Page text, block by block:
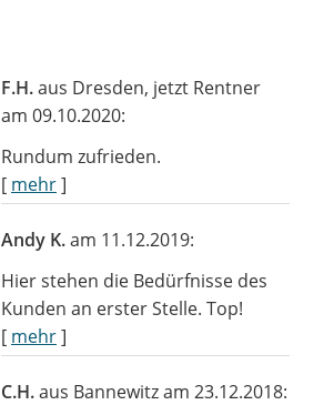
F.H.aus Dresden, jetzt Rentner
am 09.10.2020:
Rundum zufrieden.
[ mehr]
Andy K.am 11.12.2019:
Hier stehen die Bedürfnisse des
Kunden an erster Stelle. Top!
[ mehr]
C.H.aus Bannewitzam 23.12.2018: